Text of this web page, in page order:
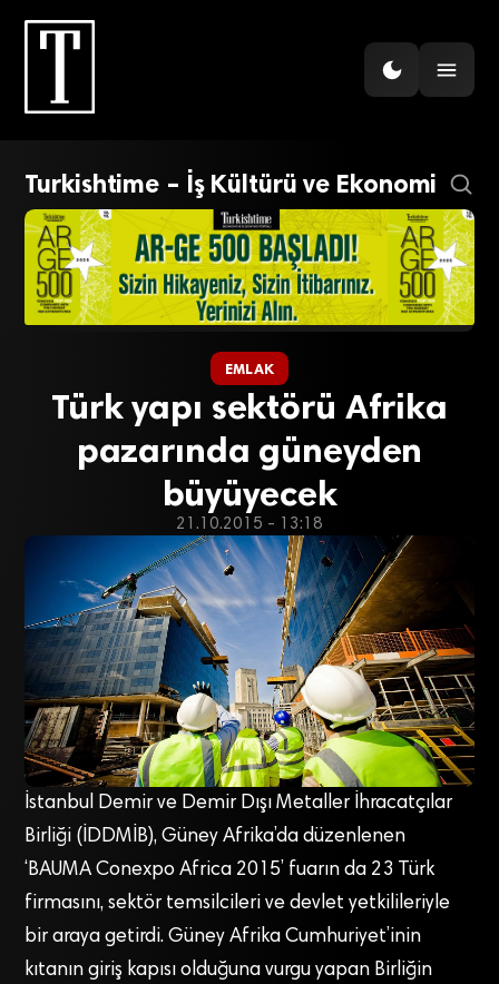
Turkishtime – İş Kültürü ve Ekonomi
EMLAK
Türk yapı sektörü Afrika
pazarında güneyden
büyüyecek
21.10.2015 - 13:18
İstanbul Demir ve Demir Dışı Metaller İhracatçılar
Birliği (İDDMİB), Güney Afrika’da düzenlenen
‘BAUMA Conexpo Africa 2015’ fuarın da 23 Türk
firmasını, sektör temsilcileri ve devlet yetkilileriyle
bir araya getirdi. Güney Afrika Cumhuriyet’inin
kıtanın giriş kapısı olduğuna vurgu yapan Birliğin